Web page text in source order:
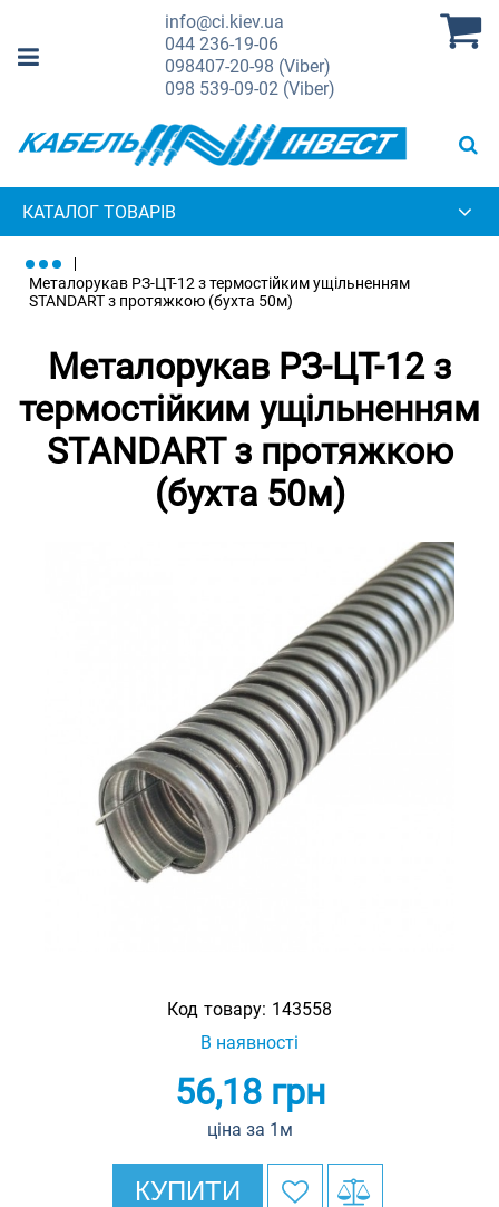
info@ci.kiev.ua
044236-19-06
098407-20-98 (Viber)
098 539-09-02 (Viber)
КАТАЛОГ ТОВАРІВ
Металорукав РЗ-ЦТ-12 з термостійким ущільненням
STANDART з протяжкою (бухта 50м)
Металорукав РЗ-ЦТ-12 з
термостійким ущільненням
STANDART з протяжкою
(бухта 50м)
Код товару: 143558
В наявності
56,18грн
ціна за 1м
КУПИТИ